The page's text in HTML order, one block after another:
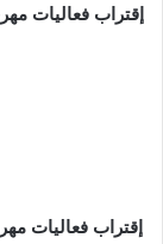
ب
إقتراب فعاليات
إقتراب فعاليات